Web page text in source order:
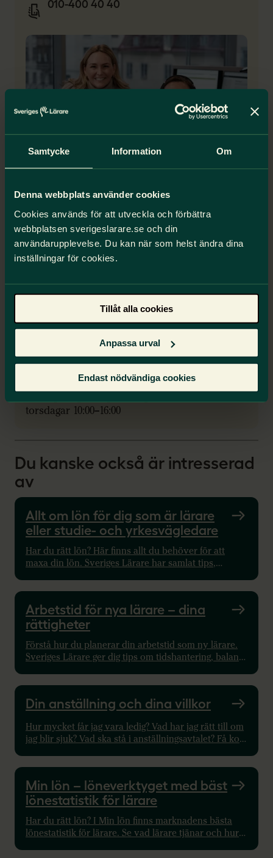
Samtycke Information Om
Denna webbplats använder cookies
Cookies används för att utveckla och förbättra
webbplatsen sverigeslarare.se och din
användarupplevelse. Du kan när som helst ändra dina
inställningar för cookies.
Tillåt alla cookies
Anpassa urval
Endast nödvändiga cookies
010-400 40 40
Vecka 27–31
Öppet vardagar 09.00–12.00
Vecka 32
Växeln och frågor om medlemskapet: vardagar
Facklig rådgivning: vardagar 09.00–16.00, utom
torsdagar 10:00–16:00
(ordinarie)
Växeln och frågor om medlemskapet: vardagar
torsdagar 10:00–16:00
Du kanske också är intresserad
av
Allt om lön för dig som är lärare
eller studie- och yrkesvägledare
Har du rätt lön? Här finns allt du behöver för att
maxa din lön. Sveriges Lärare har samlat tips,
Arbetstid för nya lärare – dina
rättigheter
Förstå hur du planerar din arbetstid som ny lärare.
Sveriges Lärare ger dig tips om tidshantering, balans
Din anställning och dina villkor
Hur mycket får jag vara ledig? Vad har jag rätt till om
jag blir sjuk? Vad ska stå i anställningsavtalet? Få koll
Min lön – löneverktyget med bäst
lönestatistik för lärare
Har du rätt lön? I Min lön finns marknadens bästa
lönestatistik för lärare. Se vad lärare tjänar och hur